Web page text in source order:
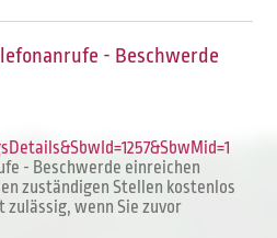
- Beschwerde
- Beschwerde einreichen
zuständigen Stellen kostenlos
zulässig, wenn Sie zuvor